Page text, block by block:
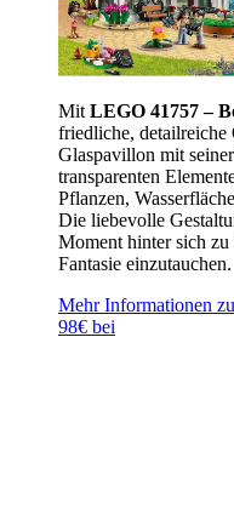
Mit LEGO 41757 –
friedliche,
Glaspavillon mit
transparenten
Pflanzen,
Die liebevolle
Moment hinter sich
Fantasie einzutauchen.
Mehr Informationen
98€ bei